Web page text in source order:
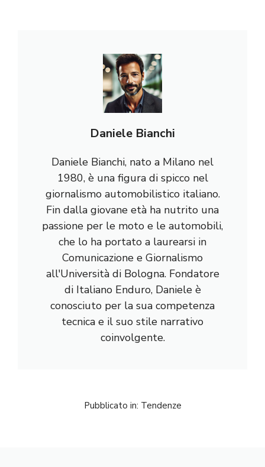
Daniele Bianchi
Daniele Bianchi, nato a Milano nel
1980, è una figura di spicco nel
giornalismo automobilistico italiano.
Fin dalla giovane età ha nutrito una
passione per le moto e le automobili,
che lo ha portato a laurearsi in
Comunicazione e Giornalismo
all'Università di Bologna. Fondatore
di Italiano Enduro, Daniele è
conosciuto per la sua competenza
tecnica e il suo stile narrativo
coinvolgente.
Pubblicato in: Tendenze